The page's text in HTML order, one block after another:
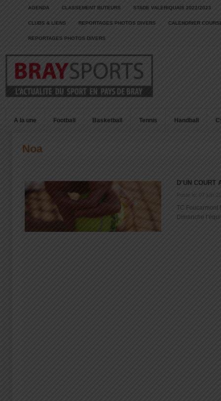
AGENDA CLASSEMENT BUTEURS STADE VALERIQUAIS 2022/2023
CLUBS & LIENS REPORTAGES PHOTOS DIVERS CALENDRIER
REPORTAGES PHOTOS DIVERS
A la une Football Basketball Tennis Handball
Noa
D’UN COURT
Posté le: 07 juin
TC Foucarmont
Dimanche